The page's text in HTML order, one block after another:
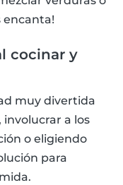
encanta!
cocinar y
muy divertida
a los
o eligiendo
para